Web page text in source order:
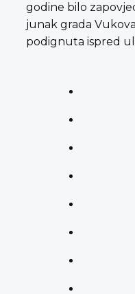
godine bilo
junak grada
podignuta ispred